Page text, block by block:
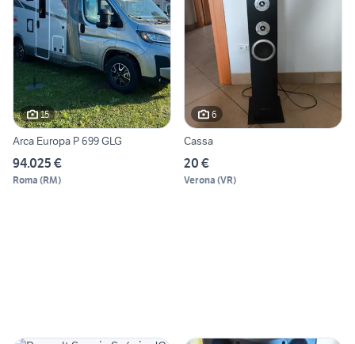
15
Arca Europa P 699 GLG
94.025 €
Roma (RM)
6
Cassa
20 €
Verona (VR)